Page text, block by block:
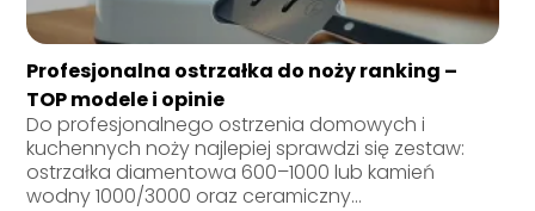
Profesjonalna ostrzałka do noży ranking –
TOP modele i opinie
Do profesjonalnego ostrzenia domowych i
kuchennych noży najlepiej sprawdzi się zestaw:
ostrzałka diamentowa 600–1000 lub kamień
wodny 1000/3000 oraz ceramiczny...